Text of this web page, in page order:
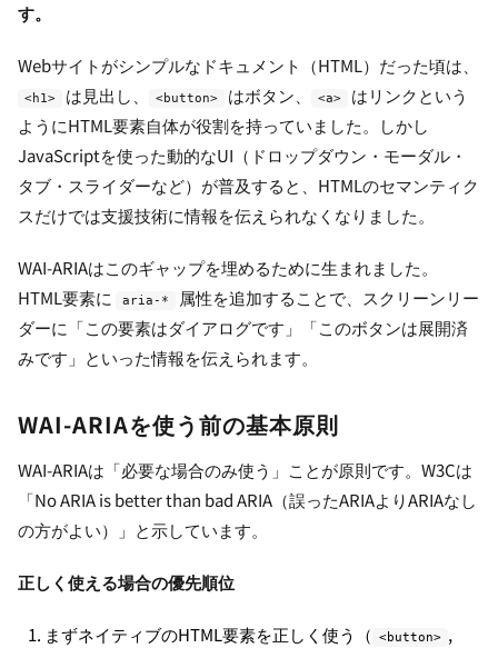
す。
Webサイトがシンプルなドキュメント（HTML）だった頃は、
<h1> は見出し、 <button> はボタン、 <a>
はリンクという
ようにHTML要素自体が役割を持っていました。しかし
JavaScriptを使った動的なUI（ドロップダウン・モーダル・
タブ・スライダーなど）が普及すると、HTMLのセマンティク
スだけでは支援技術に情報を伝えられなくなりました。
WAI-ARIAはこのギャップを埋めるために生まれました。
HTML要素に
aria-*
属性を追加することで、スクリーンリー
ダーに「この要素はダイアログです」「このボタンは展開済
みです」といった情報を伝えられます。
WAI-ARIAを使う前の基本原則
WAI-ARIAは「必要な場合のみ使う」ことが原則です。W3Cは
「No ARIA is better than bad ARIA（誤ったARIAよりARIAなし
の方がよい）」と示しています。
正しく使える場合の優先順位
まずネイティブのHTML要素を正しく使う（ <button> ,